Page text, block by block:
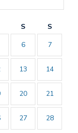
S
S
6 7
13 14
20 21
27 28